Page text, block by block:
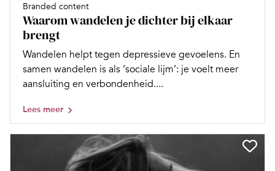
Branded content
Waarom wandelen je dichter bij elkaar
brengt
Wandelen helpt tegen depressieve gevoelens. En
samen wandelen is als ‘sociale lijm’: je voelt meer
aansluiting en verbondenheid....
Lees meer